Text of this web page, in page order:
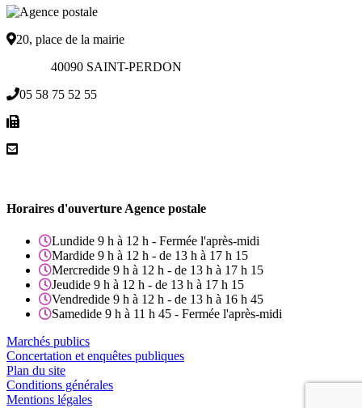
20, place de la mairie
40090 SAINT-PERDON
05 58 75 52 55
Horaires d'ouverture Agence postale
Lundide 9 h à 12 h - Fermée l'après-midi
Mardide 9 h à 12 h - de 13 h à 17 h 15
Mercredide 9 h à 12 h - de 13 h à 17 h 15
Jeudide 9 h à 12 h - de 13 h à 17 h 15
Vendredide 9 h à 12 h - de 13 h à 16 h 45
Samedide 9 h à 11 h 45 - Fermée l'après-midi
Marchés publics
Concertation et enquêtes publiques
Plan du site
Conditions générales
Mentions légales